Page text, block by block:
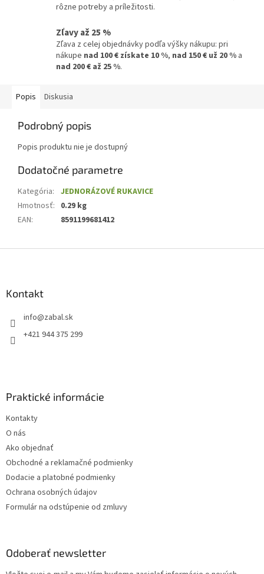
rôzne potreby a príležitosti.
Zľavy až 25 %
Zľava z celej objednávky podľa výšky nákupu: pri
nákupe nad 100 € získate 10 %, nad 150 € už 20 % a
nad 200 € až 25 %.
Popis Diskusia
Podrobný popis
Popis produktu nie je dostupný
Dodatočné parametre
Kategória: JEDNORÁZOVÉ RUKAVICE
Hmotnosť: 0.29 kg
EAN: 8591199681412
Kontakt
info@zabal.sk
+421 944 375 299
Praktické informácie
Kontakty
O nás
Ako objednať
Obchodné a reklamačné podmienky
Dodacie a platobné podmienky
Ochrana osobných údajov
Formulár na odstúpenie od zmluvy
Odoberať newsletter